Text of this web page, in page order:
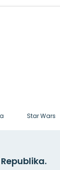
Star Wars